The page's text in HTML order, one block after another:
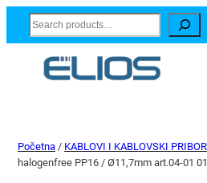
Search
Početna / KABLOVI I KABLOVSKI PRIBOR
halogenfree PP16 / Ø11,7mm art.04-01